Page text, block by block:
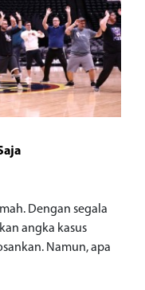
Dengan segala
angka kasus
Namun, apa